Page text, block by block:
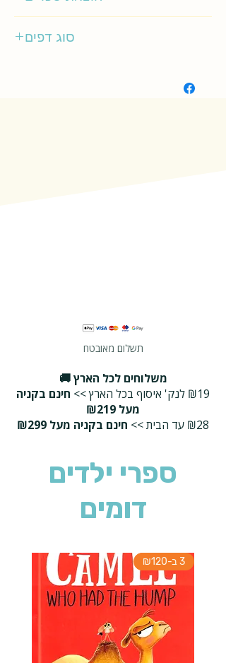
סוג דפים
תשלום מאובטח
משלוחים לכל הארץ 🚚
₪19 לנק' איסוף בכל הארץ >>
חינם בקניה
מעל ₪219
₪28 עד הבית >>
חינם בקניה מעל ₪299
ספרי ילדים
דומים
3 ב-₪120